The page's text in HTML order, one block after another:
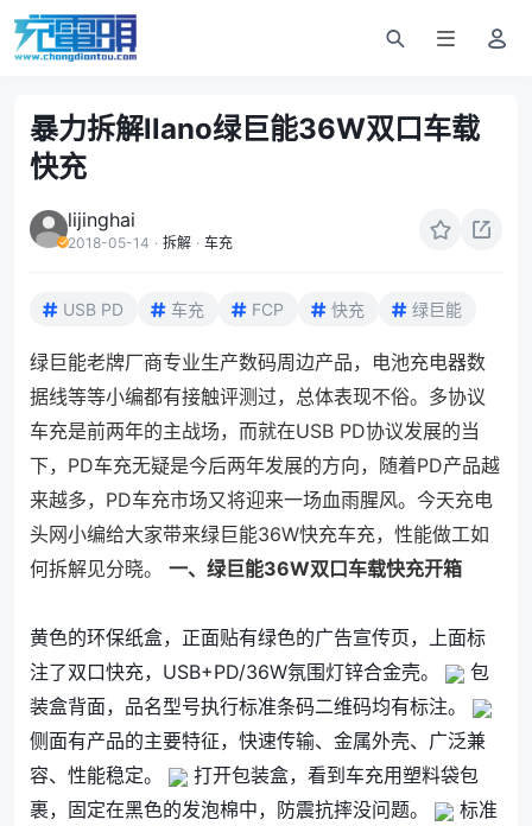
暴力拆解llano绿巨能36W双口车载
快充
lijinghai
2018-05-14 · 拆解 · 车充
USB PD 车充 FCP 快充 绿巨能
绿巨能老牌厂商专业生产数码周边产品，电池充电器数
据线等等小编都有接触评测过，总体表现不俗。多协议
车充是前两年的主战场，而就在USB PD协议发展的当
下，PD车充无疑是今后两年发展的方向，随着PD产品越
来越多，PD车充市场又将迎来一场血雨腥风。今天充电
头网小编给大家带来绿巨能36W快充车充，性能做工如
何拆解见分晓。
一、绿巨能36W双口车载快充开箱
黄色的环保纸盒，正面贴有绿色的广告宣传页，上面标
注了双口快充，USB+PD/36W氛围灯锌合金壳。
包
装盒背面，品名型号执行标准条码二维码均有标注。
侧面有产品的主要特征，快速传输、金属外壳、广泛兼
容、性能稳定。
打开包装盒，看到车充用塑料袋包
裹，固定在黑色的发泡棉中，防震抗摔没问题。
标准